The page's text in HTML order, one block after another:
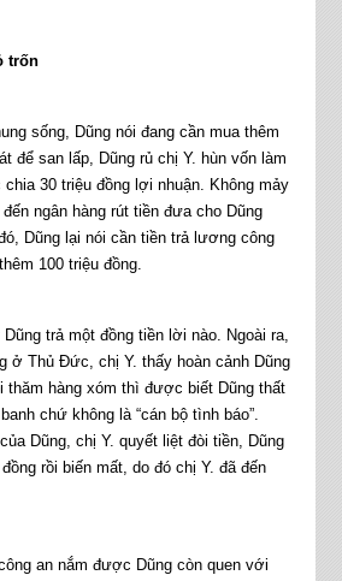
trốn
sống, Dũng nói đang cần mua thêm
để san lấp, Dũng rủ chị Y. hùn vốn làm
30 triệu đồng lợi nhuận. Không mảy
ngân hàng rút tiền đưa cho Dũng
Dũng lại nói cần tiền trả lương công
100 triệu đồng.
trả một đồng tiền lời nào. Ngoài ra,
ở Thủ Đức, chị Y. thấy hoàn cảnh Dũng
thăm hàng xóm thì được biết Dũng thất
chứ không là “cán bộ tình báo”.
Dũng, chị Y. quyết liệt đòi tiền, Dũng
rồi biến mất, do đó chị Y. đã đến
an nắm được Dũng còn quen với